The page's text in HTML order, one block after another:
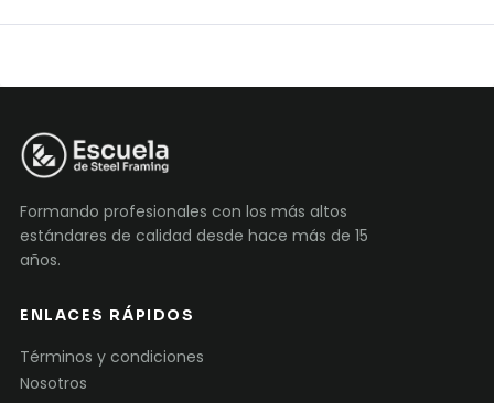
Formando profesionales con los más altos
estándares de calidad desde hace más de 15
años.
ENLACES RÁPIDOS
Términos y condiciones
Nosotros